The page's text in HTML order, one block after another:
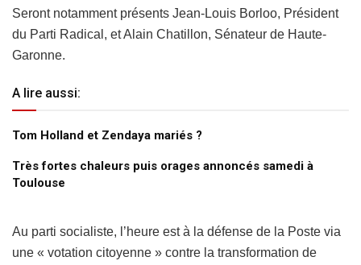
Seront notamment présents Jean-Louis Borloo, Président
du Parti Radical, et Alain Chatillon, Sénateur de Haute-
Garonne.
A lire aussi:
Tom Holland et Zendaya mariés ?
Très fortes chaleurs puis orages annoncés samedi à
Toulouse
Au parti socialiste, l’heure est à la défense de la Poste via
une « votation citoyenne » contre la transformation de